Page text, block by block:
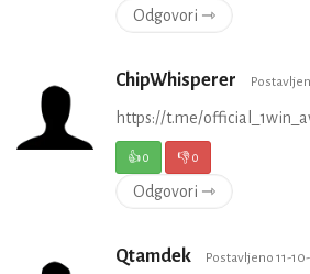
Odgovori ⇾
ChipWhisperer
https://t.me/
👍0 👎0
Odgovori ⇾
Qtamdek Postavljeno 11-